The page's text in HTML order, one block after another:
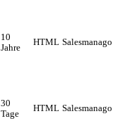
10
Jahre
HTML Salesmanago
30
Tage
HTML Salesmanago